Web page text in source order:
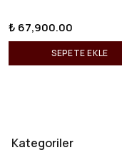
₺ 67,900.00
SEPETE EKLE
Kategoriler